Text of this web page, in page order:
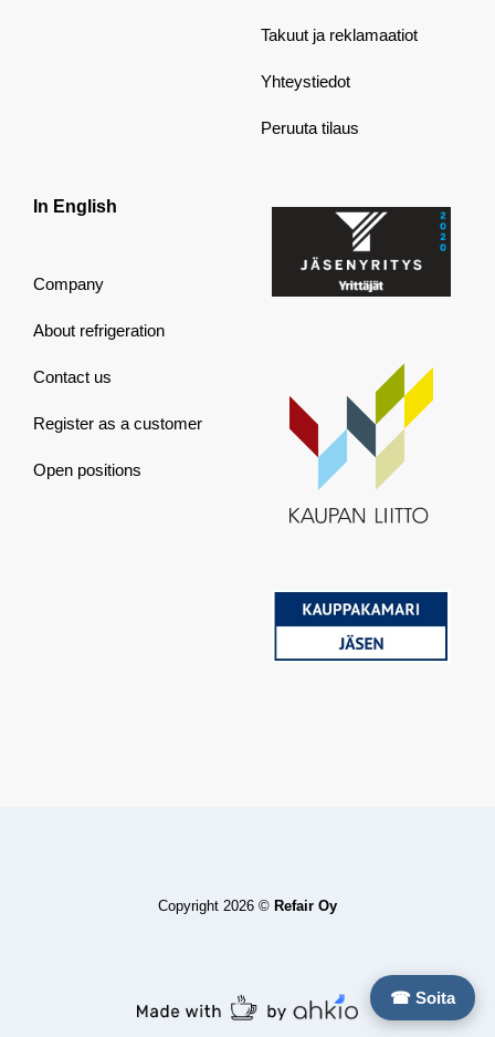
Takuut ja reklamaatiot
Yhteystiedot
Peruuta tilaus
In English
Company
About refrigeration
Contact us
Register as a customer
Open positions
☎ Soita
Copyright 2026 © Refair Oy